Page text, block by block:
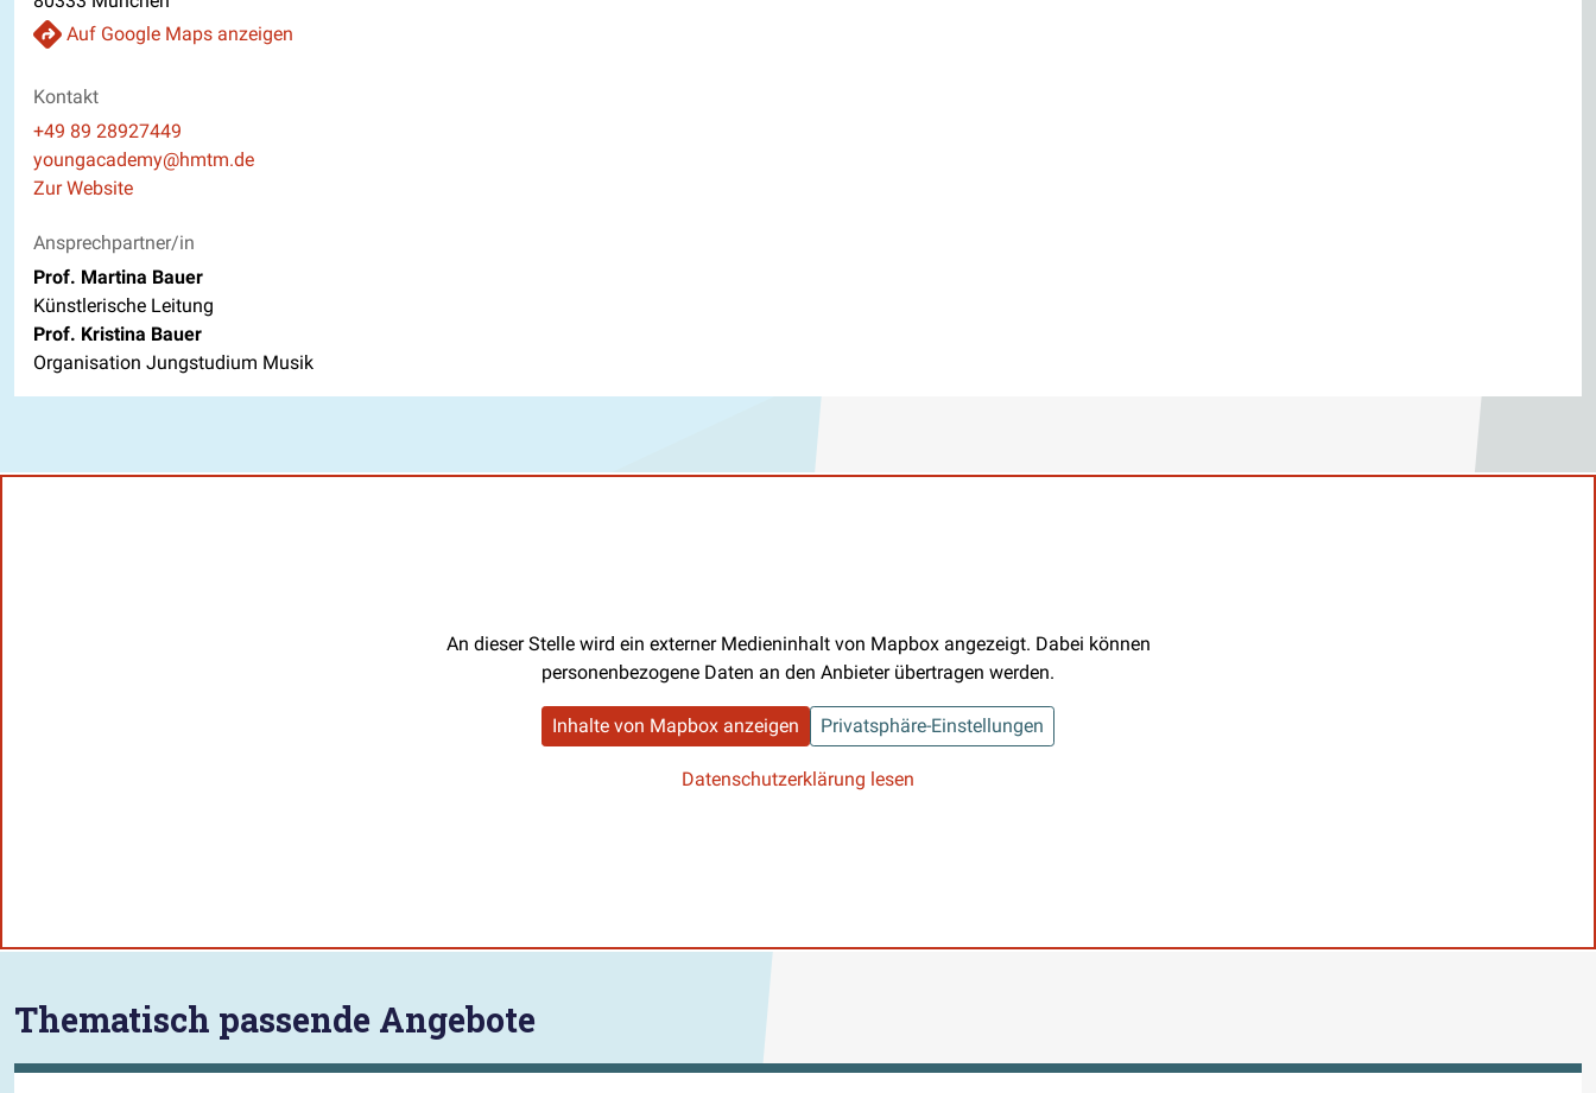
Auf Google Maps anzeigen
Kontakt
Telefon
+49 89 28927449
E-Mail
youngacademy@hmtm.de
Website
Zur Website
Ansprechpartner/in
Prof. Martina Bauer
Künstlerische Leitung
Prof. Kristina Bauer
Organisation Jungstudium Musik
An dieser Stelle wird ein externer Medieninhalt von Mapbox angezeigt. Dabei können
personenbezogene Daten an den Anbieter übertragen werden.
Inhalte von Mapbox anzeigen Privatsphäre-Einstellungen
Datenschutzerklärung lesen
Thematisch passende Angebote